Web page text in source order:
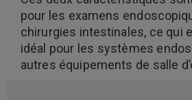
pour les examens
chirurgies intestinales, ce qui
idéal pour les systèmes
autres équipements de salle